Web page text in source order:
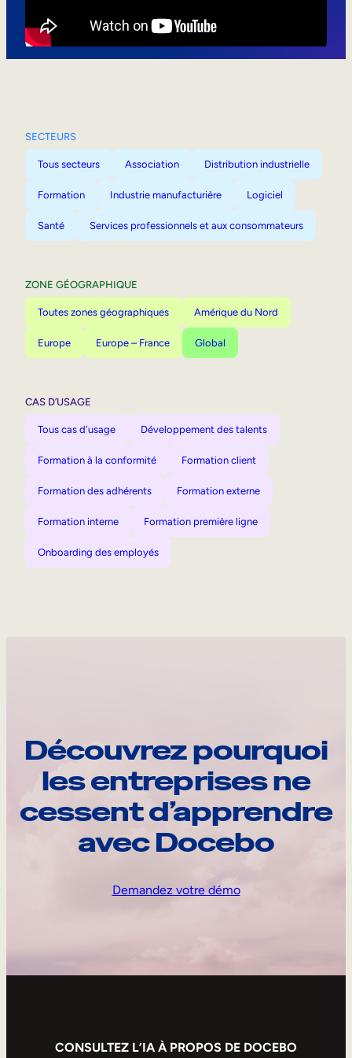
SECTEURS
Tous secteurs Association Distribution industrielle
Formation Industrie manufacturière Logiciel
Santé Services professionnels et aux consommateurs
ZONE GÉOGRAPHIQUE
Toutes zones géographiques Amérique du Nord
Europe Europe – France Global
CAS D’USAGE
Tous cas d'usage Développement des talents
Formation à la conformité Formation client
Formation des adhérents Formation externe
Formation interne Formation première ligne
Onboarding des employés
Découvrez pourquoi
les entreprises ne
cessent d’apprendre
avec Docebo
Demandez votre démo
CONSULTEZ L’IA À PROPOS DE DOCEBO